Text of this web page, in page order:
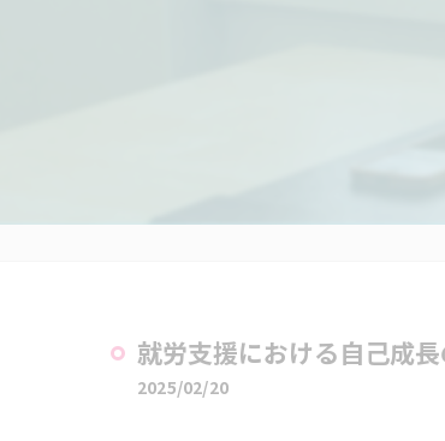
就労支援における自己成
2025/02/20